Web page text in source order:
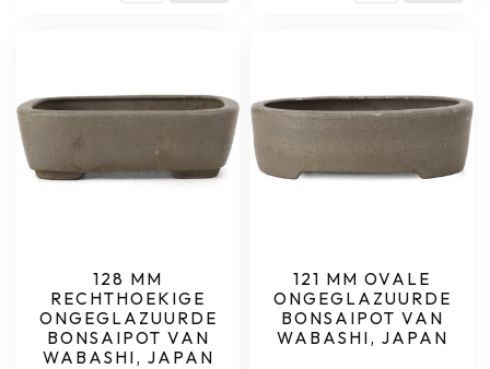
128 MM
RECHTHOEKIGE
ONGEGLAZUURDE
BONSAIPOT VAN
WABASHI, JAPAN
121 MM OVALE
ONGEGLAZUURDE
BONSAIPOT VAN
WABASHI, JAPAN